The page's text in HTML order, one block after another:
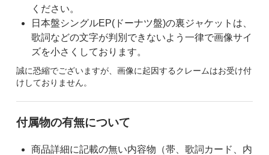
ください。
日本盤シングルEP(ドーナツ盤)の裏ジャケットは、
歌詞などの文字が判別できないよう一律で画像サイ
ズを小さくしております。
誠に恐縮でございますが、画像に起因するクレームはお受け付
けしておりません。
付属物の有無について
商品詳細に記載の無い内容物（帯、歌詞カード、内